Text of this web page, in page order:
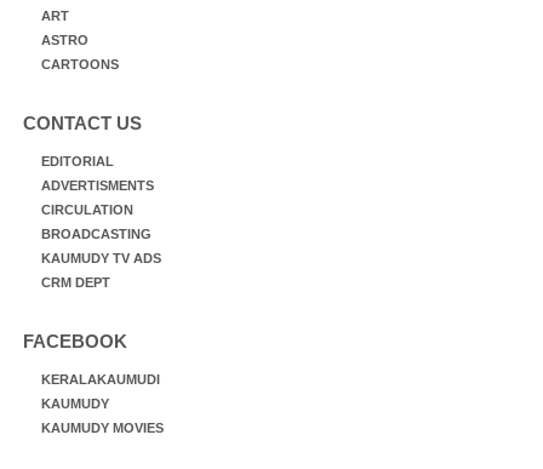
ART
ASTRO
CARTOONS
CONTACT US
EDITORIAL
ADVERTISMENTS
CIRCULATION
BROADCASTING
KAUMUDY TV ADS
CRM DEPT
FACEBOOK
KERALAKAUMUDI
KAUMUDY
KAUMUDY MOVIES